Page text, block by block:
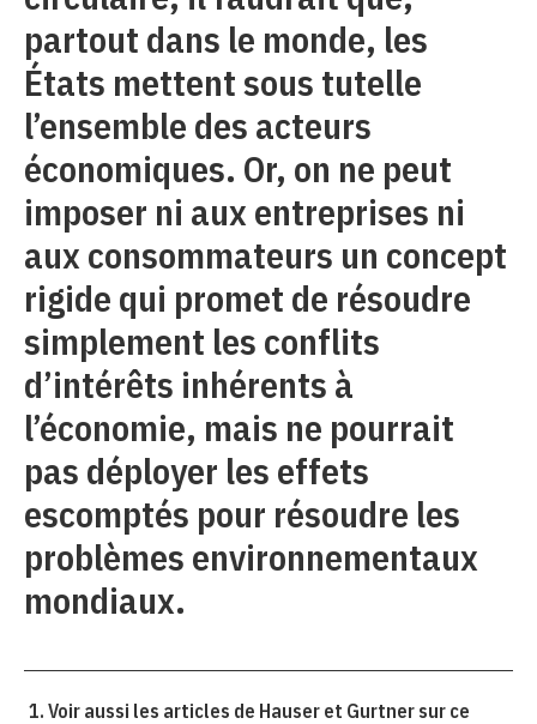
partout dans le monde, les
États mettent sous tutelle
l’ensemble des acteurs
économiques. Or, on ne peut
imposer ni aux entreprises ni
aux consommateurs un concept
rigide qui promet de résoudre
simplement les conflits
d’intérêts inhérents à
l’économie, mais ne pourrait
pas déployer les effets
escomptés pour résoudre les
problèmes environnementaux
mondiaux.
Voir aussi les articles de Hauser et Gurtner sur ce